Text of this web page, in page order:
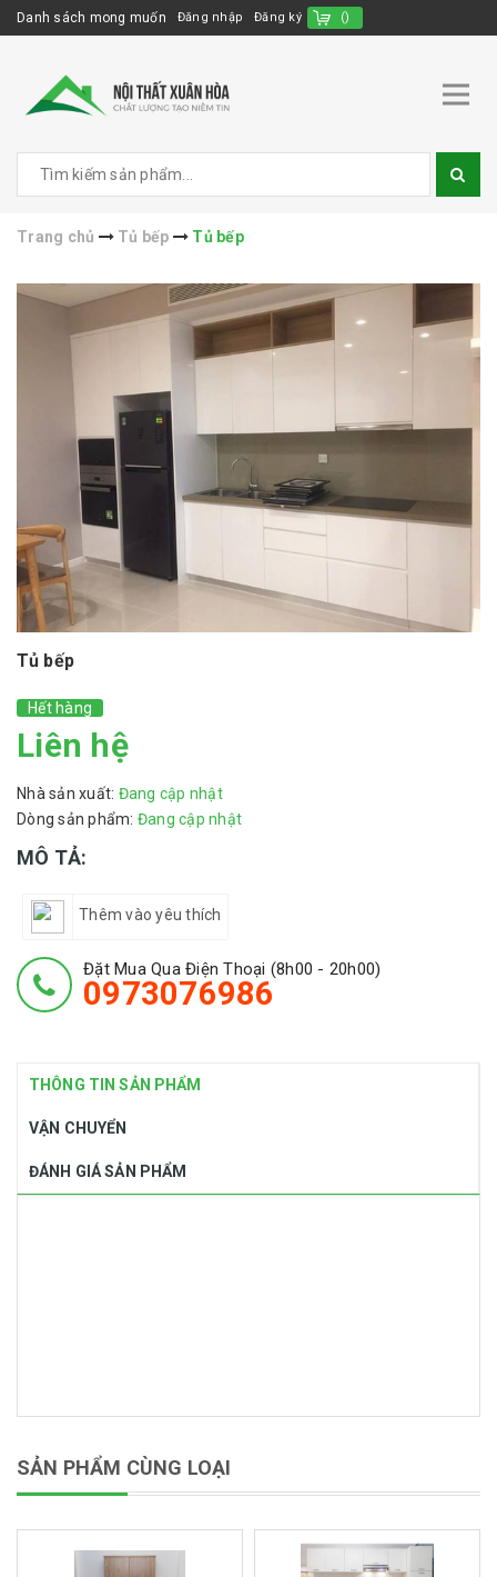
Danh sách mong muốn Đăng nhập Đăng ký ()
Trang chủ Tủ bếp Tủ bếp
Tủ bếp
Hết hàng
Liên hệ
Nhà sản xuất: Đang cập nhật
Dòng sản phẩm: Đang cập nhật
MÔ TẢ:
Thêm vào yêu thích
Đặt Mua Qua Điện Thoại (8h00 - 20h00)
0973076986
THÔNG TIN SẢN PHẨM
VẬN CHUYỂN
ĐÁNH GIÁ SẢN PHẨM
SẢN PHẨM CÙNG LOẠI